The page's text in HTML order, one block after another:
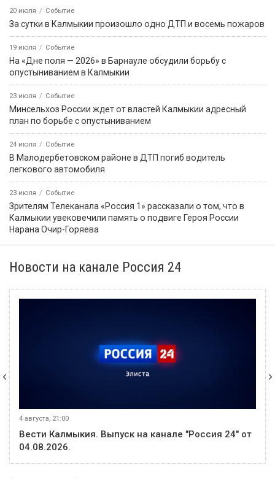
31 июля Событие
Глава Мирненского СМО опровергла слухи о пожаре в
посёлке
30 июля Город
Утомляющая монотонность: скрытая угроза сна за рулем
31 июля Событие
Прокуратура Калмыкии направила в суд дело о
мошенничестве с использованием сим-бокса
31 июля Событие
Россияне стали меньше опаздывать на работу
В этом месяце
20 июля Событие
В Калмыкии задержали жителя ХМАО, находившегося в
Россиян будут оповещать о взятых кредитах на их имя в
течение 15 минут
20 июля
Началось зрительское голосование конкурса «Теегин айс»
20 июля
За сутки в Калмыкии произошло одно ДТП и восемь пожаров
19 июля
На «Дне поля — 2026» в Барнауле обсудили борьбу с
опустыниванием в Калмыкии
23 июля Событие
Минсельхоз России ждет от властей Калмыкии адресный